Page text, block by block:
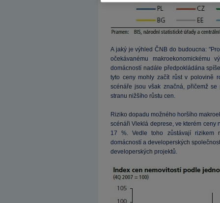
A jaký je výhled ČNB do budoucna:
očekávanému makroekonomickému
domácností nadále předpokládána
tyto ceny mohly začít růst v polovině
scénáře jsou však značná, přičemž
stranu nižšího růstu cen.
Riziko dopadu možného horšího
scénáři Vleklá deprese, ve kterém ceny
17 %. Vedle toho zůstávají rizikem
domácností a developerských
developerských projektů.